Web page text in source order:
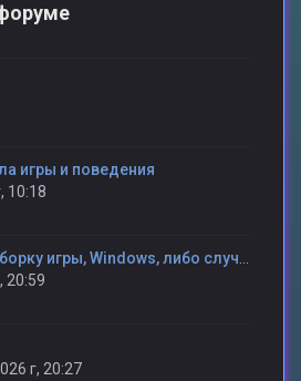
игры и поведения
10:18
20:59
г, 20:27